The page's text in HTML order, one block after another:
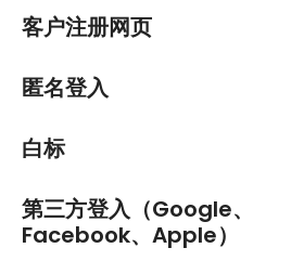
客户注册网页
匿名登入
白标
第三方登入（Google、
Facebook、Apple）